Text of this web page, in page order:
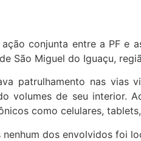
ação conjunta entre a PF e
São Miguel do Iguaçu,
patrulhamento nas vias
volumes de seu interior.
como celulares,
nenhum dos envolvidos foi